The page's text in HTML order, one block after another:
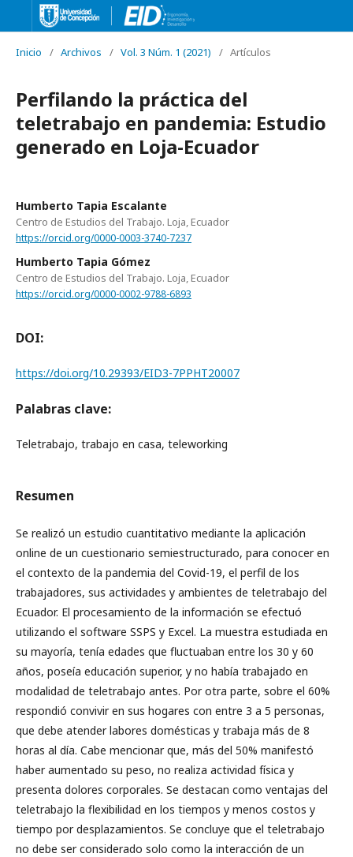
Inicio / Archivos / Vol. 3 Núm. 1 (2021) / Artículos
Perfilando la práctica del
teletrabajo en pandemia: Estudio
generado en Loja-Ecuador
Humberto Tapia Escalante
Centro de Estudios del Trabajo. Loja, Ecuador
https://orcid.org/0000-0003-3740-7237
Humberto Tapia Gómez
Centro de Estudios del Trabajo. Loja, Ecuador
https://orcid.org/0000-0002-9788-6893
DOI:
https://doi.org/10.29393/EID3-7PPHT20007
Palabras clave:
Teletrabajo, trabajo en casa, teleworking
Resumen
Se realizó un estudio cuantitativo mediante la aplicación
online de un cuestionario semiestructurado, para conocer en
el contexto de la pandemia del Covid-19, el perfil de los
trabajadores, sus actividades y ambientes de teletrabajo del
Ecuador. El procesamiento de la información se efectuó
utilizando el software SSPS y Excel. La muestra estudiada en
su mayoría, tenía edades que fluctuaban entre los 30 y 60
años, poseía educación superior, y no había trabajado en
modalidad de teletrabajo antes. Por otra parte, sobre el 60%
respondió convivir en sus hogares con entre 3 a 5 personas,
que debe atender labores domésticas y trabaja más de 8
horas al día. Cabe mencionar que, más del 50% manifestó
haber aumentado su peso, no realiza actividad física y
presenta dolores corporales. Se destacan como ventajas del
teletrabajo la flexibilidad en los tiempos y menos costos y
tiempo por desplazamientos. Se concluye que el teletrabajo
no debe ser considerado solo como la interacción de un